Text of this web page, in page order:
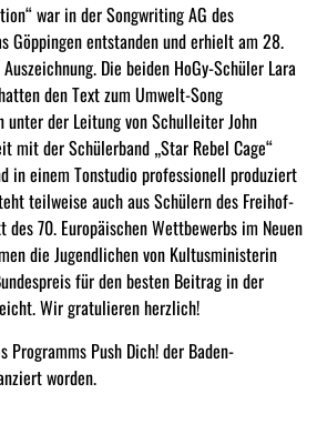
war in der Songwriting AG des
Göppingen entstanden und erhielt am 28.
Die beiden HoGy-Schüler Lara
den Text zum Umwelt-Song
unter der Leitung von Schulleiter John
mit der Schülerband „Star Rebel Cage“
in einem Tonstudio professionell produziert
teilweise auch aus Schülern des Freihof-
des 70. Europäischen Wettbewerbs im Neuen
die Jugendlichen von Kultusministerin
für den besten Beitrag in der
Wir gratulieren herzlich!
Programms Push Dich! der Baden-
worden.